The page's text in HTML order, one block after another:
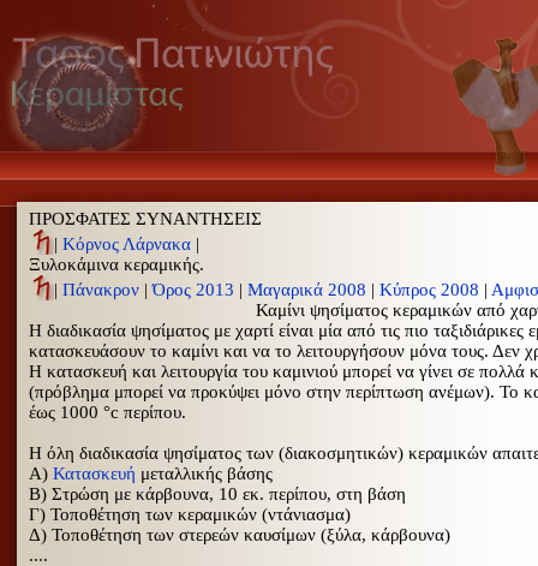
ΠΡΟΣΦΑΤΕΣ ΣΥΝΑΝΤΗΣΕΙΣ
| Κόρνος Λάρνακα |
Ξυλοκάμινα κεραμικής.
| Πάνακρον |Όρος 2013 | Μαγαρικά 2008 | Κύπρος 2008 |
Καμίνι ψησίματος κεραμικών από
Η διαδικασία ψησίματος με χαρτί είναι μία από τις πιο
κατασκευάσουν το καμίνι και να το λειτουργήσουν μόνα τους. Δεν
Η κατασκευή και λειτουργία του καμινιού μπορεί να γίνει σε
(πρόβλημα μπορεί να προκύψει μόνο στην περίπτωση ανέμων). Το
έως 1000 °c περίπου.
Η όλη διαδικασία ψησίματος των (διακοσμητικών) κεραμικών
Α) Κατασκευή μεταλλικής βάσης
Β) Στρώση με κάρβουνα, 10 εκ. περίπου, στη βάση
Γ) Τοποθέτηση των κεραμικών (ντάνιασμα)
Δ) Τοποθέτηση των στερεών καυσίμων (ξύλα, κάρβουνα)
....